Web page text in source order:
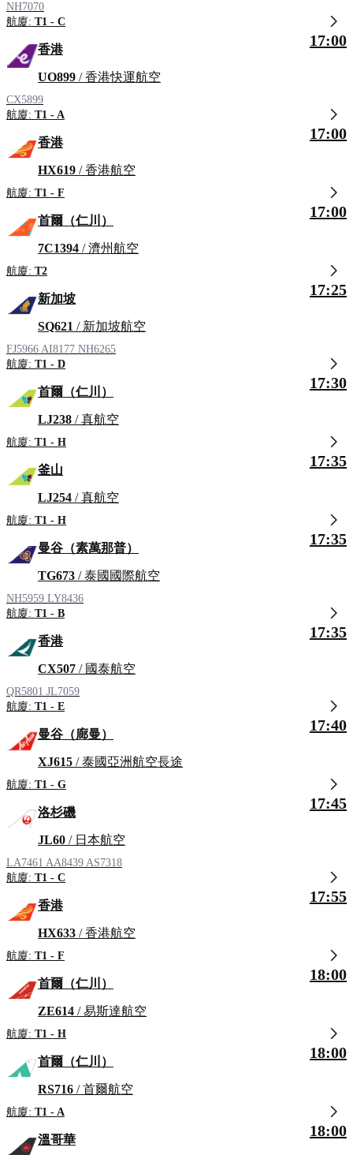
NH7070
航廈: T1 - C
香港
UO899 / 香港快運航空
CX5899
航廈: T1 - A
17:00
香港
HX619 / 香港航空
航廈: T1 - F
17:00
首爾（仁川）
7C1394 / 濟州航空
航廈: T2
17:00
新加坡
SQ621 / 新加坡航空
FJ5966 AI8177 NH6265
航廈: T1 - D
17:25
首爾（仁川）
LJ238 / 真航空
航廈: T1 - H
17:30
釜山
LJ254 / 真航空
航廈: T1 - H
17:35
曼谷（素萬那普）
TG673 / 泰國國際航空
NH5959 LY8436
航廈: T1 - B
17:35
香港
CX507 / 國泰航空
QR5801 JL7059
航廈: T1 - E
17:35
曼谷（廊曼）
XJ615 / 泰國亞洲航空長途
航廈: T1 - G
17:40
洛杉磯
JL60 / 日本航空
LA7461 AA8439 AS7318
航廈: T1 - C
17:45
香港
HX633 / 香港航空
航廈: T1 - F
17:55
首爾（仁川）
ZE614 / 易斯達航空
航廈: T1 - H
18:00
首爾（仁川）
RS716 / 首爾航空
航廈: T1 - A
18:00
溫哥華
18:00